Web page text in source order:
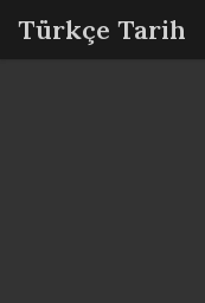
Türkçe Tarih